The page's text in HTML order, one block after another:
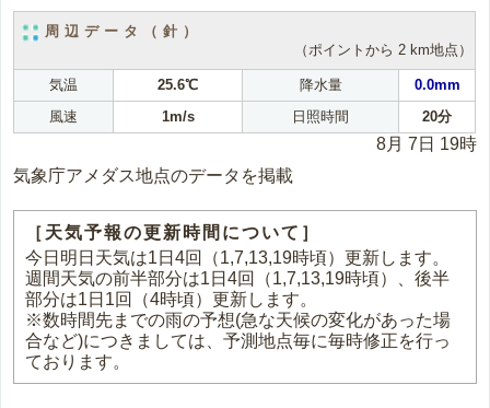
周辺データ（針）
（ポイントから 2 km地点）
気温 25.6℃ 降水量
0.0mm
風速
1m/s 日照時間 20分
8月 7日 19時
気象庁アメダス地点のデータを掲載
［天気予報の更新時間について］
今日明日天気は1日4回（1,7,13,19時頃）更新します。
週間天気の前半部分は1日4回（1,7,13,19時頃）、後半
部分は1日1回（4時頃）更新します。
※数時間先までの雨の予想(急な天候の変化があった場
合など)につきましては、予測地点毎に毎時修正を行っ
ております。